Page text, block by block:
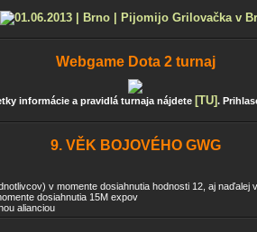
Webgame Dota 2 turnaj
informácie a pravidlá turnaja nájdete [TU].
9. VĚK BOJOVÉHO GWG
v momente dosiahnutia hodnosti 12, aj
dosiahnutia 15M expov
alianciou